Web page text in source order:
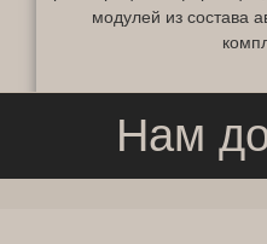
модулей из состава
Нам